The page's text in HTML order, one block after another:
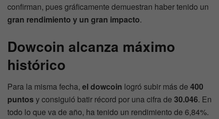
confirman, pues gráficamente demuestran haber tenido un
gran rendimiento y un gran impacto.
Dowcoin alcanza máximo
histórico
Para la misma fecha, el dowcoin logró subir más de 400
puntos y consiguió batir récord por una cifra de 30.046. En
todo lo que va de año, ha tenido un rendimiento de 6,84%.